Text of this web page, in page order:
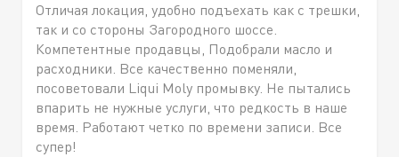
Отличая локация, удобно подъехать как с трешки,
так и со стороны Загородного шоссе.
Компетентные продавцы, Подобрали масло и
расходники. Все качественно поменяли,
посоветовали Liqui Moly промывку. Не пытались
впарить не нужные услуги, что редкость в наше
время. Работают четко по времени записи. Все
супер!